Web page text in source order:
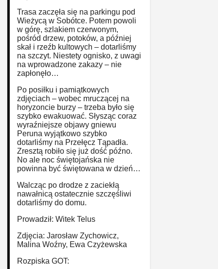
Trasa zaczęła się na parkingu pod
Wieżycą w Sobótce. Potem powoli
w górę, szlakiem czerwonym,
pośród drzew, potoków, a później
skał i rzeźb kultowych – dotarliśmy
na szczyt. Niestety ognisko, z uwagi
na wprowadzone zakazy – nie
zapłonęło…
Po posiłku i pamiątkowych
zdjęciach – wobec mruczącej na
horyzoncie burzy – trzeba było się
szybko ewakuować. Słysząc coraz
wyraźniejsze objawy gniewu
Peruna wyjątkowo szybko
dotarliśmy na Przełęcz Tąpadła.
Zresztą robiło się już dość późno.
No ale noc świętojańska nie
powinna być świętowana w dzień…
Walcząc po drodze z zaciekłą
nawałnicą ostatecznie szczęśliwi
dotarliśmy do domu.
Prowadził: Witek Telus
Zdjęcia: Jarosław Zychowicz,
Malina Woźny, Ewa Czyżewska
Rozpiska GOT: